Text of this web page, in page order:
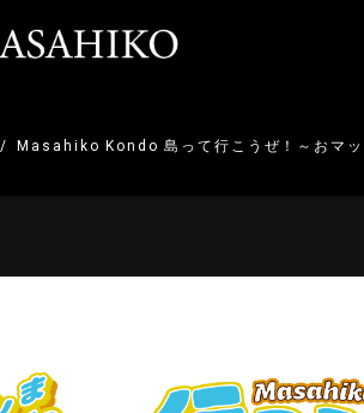
Masahiko Kondo 島って行こうぜ！～おマッ